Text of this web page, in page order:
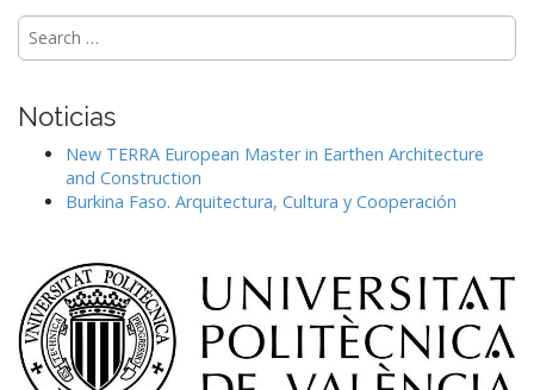
Search
for:
Noticias
New TERRA European Master in Earthen Architecture
and Construction
Burkina Faso. Arquitectura, Cultura y Cooperación